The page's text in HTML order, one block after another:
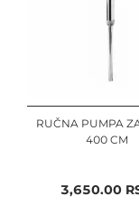
RUČNA PUMPA
400 CM
3,650.00